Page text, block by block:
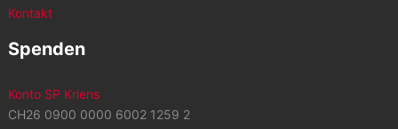
Kontakt
Spenden
Konto SP Kriens
CH26 0900 0000 6002 1259 2